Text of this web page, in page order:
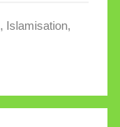
, Islamisation,